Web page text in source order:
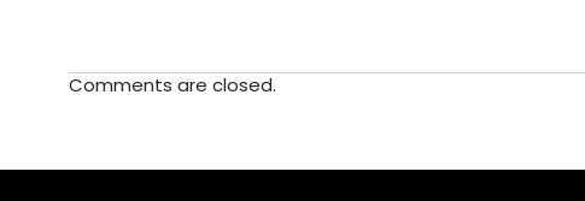
Comments are closed.